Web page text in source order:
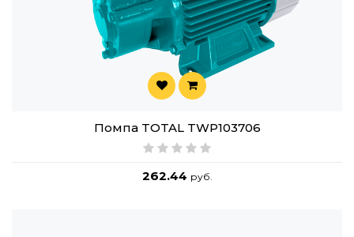
Помпа TOTAL TWP103706
262.44 руб.